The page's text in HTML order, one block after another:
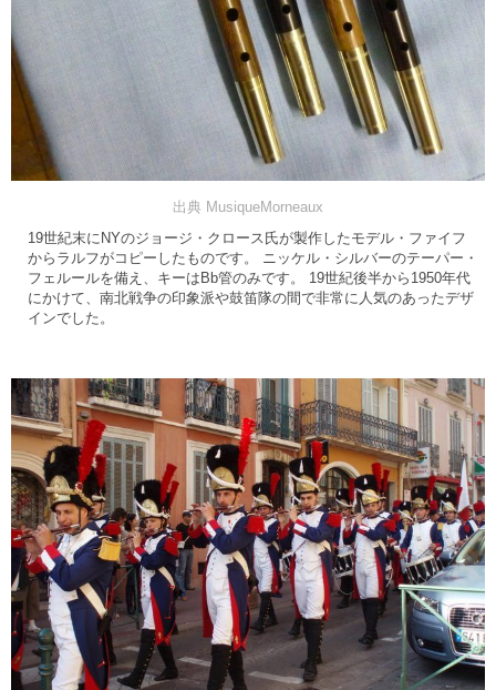
出典 MusiqueMorneaux
19世紀末にNYのジョージ・クロース氏が製作したモデル・ファイフ
からラルフがコピーしたものです。 ニッケル・シルバーのテーパー・
フェルールを備え、キーはBb管のみです。 19世紀後半から1950年代
にかけて、南北戦争の印象派や鼓笛隊の間で非常に人気のあったデザ
インでした。